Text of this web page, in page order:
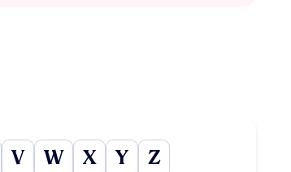
V W X Y Z